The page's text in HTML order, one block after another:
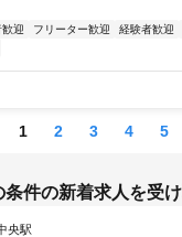
迎 フリーター歓迎 経験者歓迎
1 2 3 4 5
条件の新着求人を受
央駅